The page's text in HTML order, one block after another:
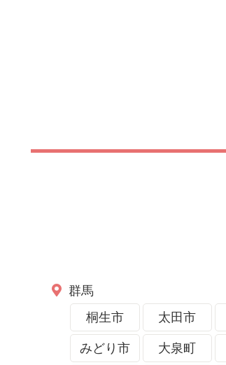
群馬
桐生市
太田市
みどり市 大泉町